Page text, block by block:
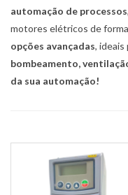
automação de processos
motores elétricos de
opções avançadas, ideais
bombeamento,
da sua automação!